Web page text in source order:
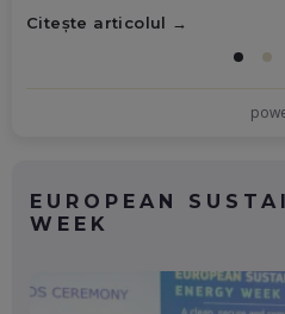
Citește articolul
EUROPEAN
WEEK